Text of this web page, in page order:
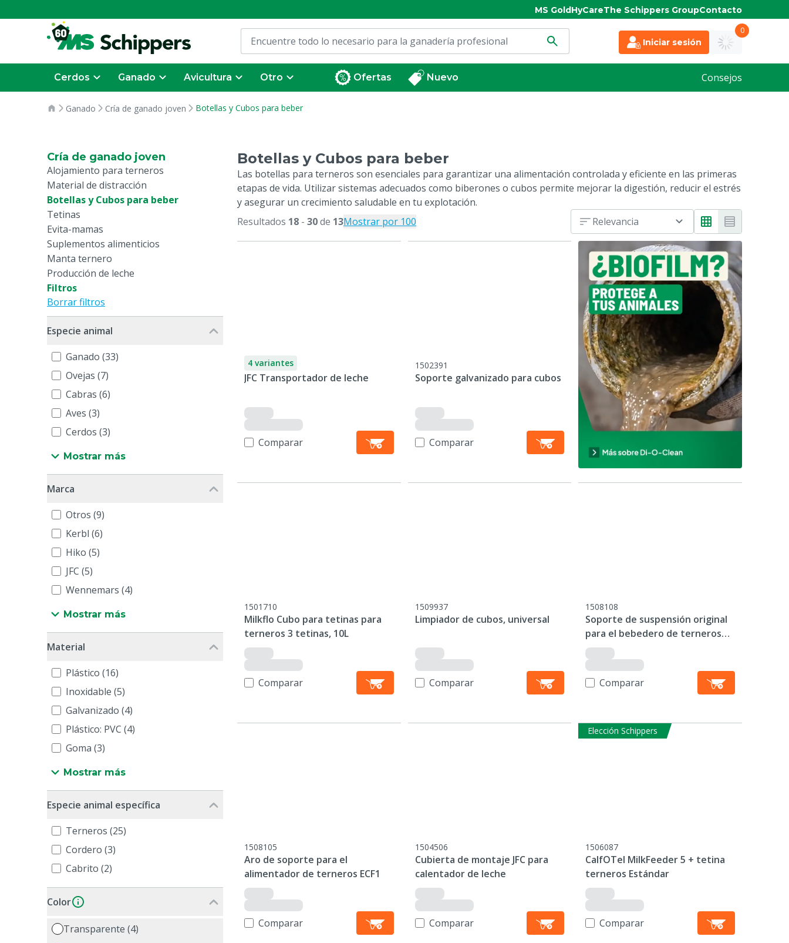
MS GoldHyCareThe Schippers GroupContacto
Iniciar sesión
0
Cerdos Ganado Avicultura Otro Ofertas Nuevo Consejos
Ganado Cría de ganado joven Botellas y Cubos para beber
Cría de ganado joven
Alojamiento para terneros
Material de distracción
Botellas y Cubos para beber
Tetinas
Evita-mamas
Suplementos alimenticios
Manta ternero
Producción de leche
Filtros
Borrar filtros
Especie animal
Ganado (33)
Ovejas (7)
Cabras (6)
Aves (3)
Cerdos (3)
Mostrar más
Marca
Otros (9)
Kerbl (6)
Hiko (5)
JFC (5)
Wennemars (4)
Mostrar más
Material
Plástico (16)
Inoxidable (5)
Galvanizado (4)
Plástico: PVC (4)
Goma (3)
Mostrar más
Especie animal específica
Terneros (25)
Cordero (3)
Cabrito (2)
Color
Transparente (4)
Botellas y Cubos para beber
Las botellas para terneros son esenciales para garantizar una alimentación controlada y eficiente en las primeras
etapas de vida. Utilizar sistemas adecuados como biberones o cubos permite mejorar la digestión, reducir el estrés
y asegurar un crecimiento saludable en tu explotación.
Resultados 18 - 30de 13Mostrar por 100 Relevancia
4 variantes
JFC Transportador de leche
Comparar
1502391
Soporte galvanizado para cubos
Comparar
1501710
Milkflo Cubo para tetinas para
terneros 3 tetinas, 10L
Comparar
1509937
Limpiador de cubos, universal
Comparar
1508108
Soporte de suspensión original
para el bebedero de terneros
ECF1
Comparar
1508105
Aro de soporte para el
alimentador de terneros ECF1
Comparar
1504506
Cubierta de montaje JFC para
calentador de leche
Comparar
Elección Schippers
1506087
CalfOTel MilkFeeder 5 + tetina
terneros Estándar
Comparar